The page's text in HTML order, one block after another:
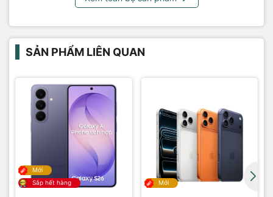
SẢN PHẨM LIÊN QUAN
Mới
Sắp hết hàng
Mới